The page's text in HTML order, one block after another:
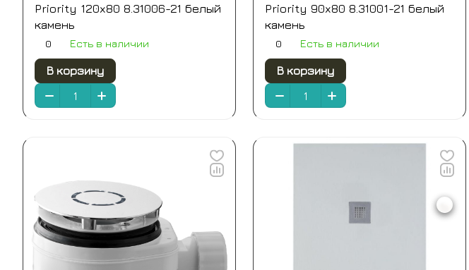
Priority 120x80 8.31006-21 белый
камень
0 Есть в наличии
В корзину
Priority 90x80 8.31001-21 белый
камень
0 Есть в наличии
В корзину